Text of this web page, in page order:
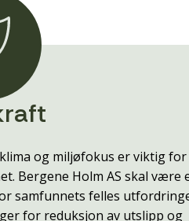
og miljøfokus er viktig
Bergene Holm AS skal være
samfunnets felles
for reduksjon av utslipp og